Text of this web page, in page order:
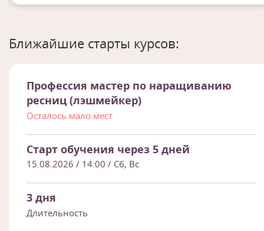
Ближайшие старты курсов:
Профессия мастер по наращиванию
ресниц (лэшмейкер)
Осталось мало мест
Старт обучения через 5 дней
15.08.2026 / 14:00 / Сб, Вс
3 дня
Длительность